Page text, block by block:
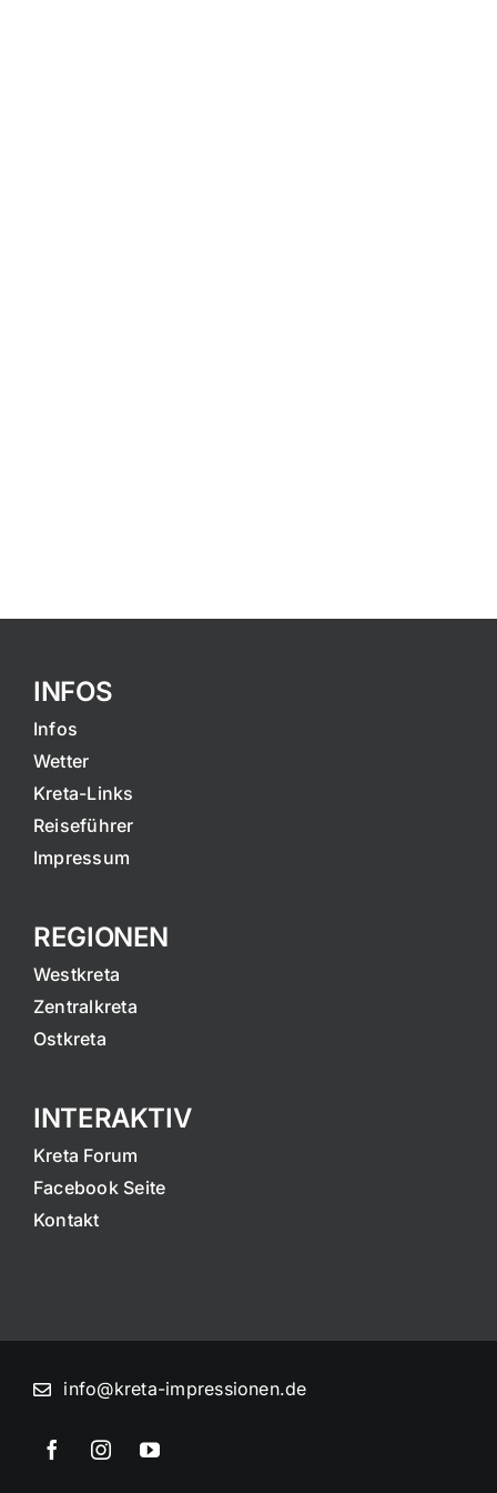
INFOS
Infos
Wetter
Kreta-Links
Reiseführer
Impressum
REGIONEN
Westkreta
Zentralkreta
Ostkreta
INTERAKTIV
Kreta Forum
Facebook Seite
Kontakt
info@kreta-impressionen.de